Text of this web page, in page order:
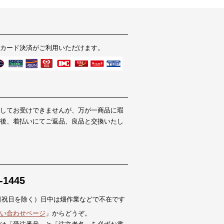
ード決済がご利用いただけます。
てお受けできませんが、万が一商品に瑕
、着払いにてご返品、良品と交換いたし
日を除く）日中は畑作業などで不在です
合わせページ 」からどうぞ。